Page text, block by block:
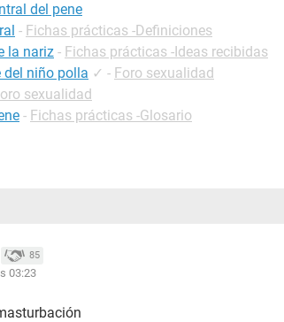
del pene
- Fichas prácticas -Definiciones
la nariz - Fichas prácticas -Ideas recibidas
del niño polla ✓ - Foro sexualidad
sexualidad
- Fichas prácticas -Glosario
85
03:23